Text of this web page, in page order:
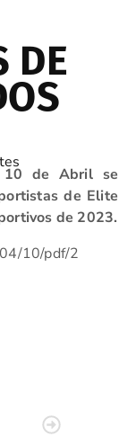
DE
10 de Abril se
de Elite
de 2023.
10/pdf/2